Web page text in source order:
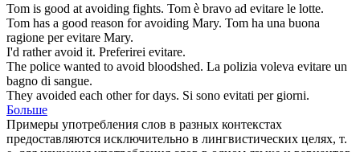
Tom is good at avoiding fights. Tom è bravo ad evitare le lotte.
Tom has a good reason foravoiding Mary. Tom ha una buona
ragione perevitare Mary.
I'd ratheravoid it. Preferirei evitare.
The police wanted to avoid bloodshed. La polizia voleva evitare un
bagno di sangue.
They avoided each other for days. Si sono evitati per giorni.
Больше
Примеры употребления слов в разных контекстах
предоставляются исключительно в лингвистических целях, т.